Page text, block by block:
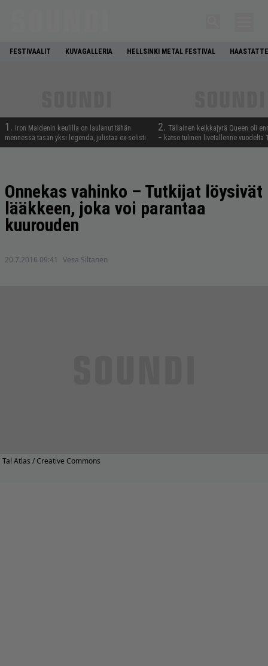
FESTIVAALIT KUVAGALLERIA HELLSINKI METAL FESTIVAL
1.
Iron Maidenin keulilla on laulanut tähän
mennessä tasan yksi legenda, julistaa ex-solisti
2. Tällainen keikkajyrä Queen oli
– katso tulinen livetallenne vuodelta
Onnekas vahinko – Tutkijat löysivät
lääkkeen, joka voi parantaa
kuurouden
20.7.2016 09:41 Vesa Siltanen
Tal Atlas / Creative Commons